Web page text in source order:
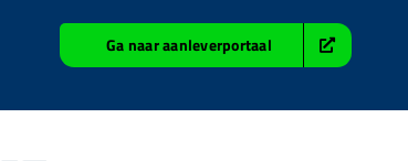
Ga naar aanleverportaal